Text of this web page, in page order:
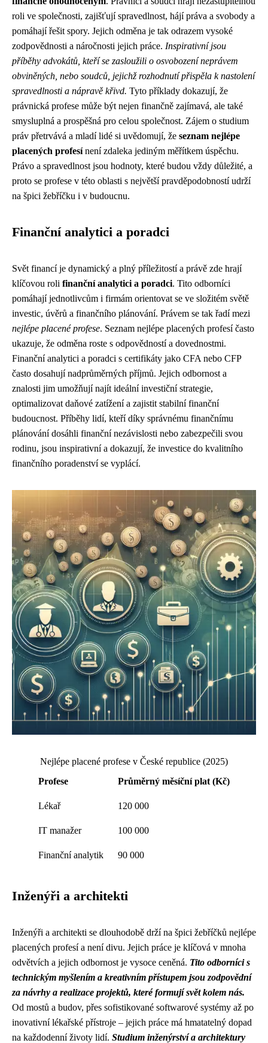
roli ve společnosti, zajišťují spravedlnost, hájí práva a svobody a
pomáhají řešit spory. Jejich odměna je tak odrazem vysoké
zodpovědnosti a náročnosti jejich práce. Inspirativní jsou
příběhy advokátů, kteří se zasloužili o osvobození neprávem
obviněných, nebo soudců, jejichž rozhodnutí přispěla k nastolení
spravedlnosti a nápravě křivd. Tyto příklady dokazují, že
právnická profese může být nejen finančně zajímavá, ale také
smysluplná a prospěšná pro celou společnost. Zájem o studium
práv přetrvává a mladí lidé si uvědomují, že seznam nejlépe
placených profesínení zdaleka jediným měřítkem úspěchu.
Právo a spravedlnost jsou hodnoty, které budou vždy důležité, a
proto se profese v této oblasti s největší pravděpodobností udrží
na špici žebříčku i v budoucnu.
Finanční analytici a poradci
Svět financí je dynamický a plný příležitostí a právě zde hrají
klíčovou roli finanční analytici a poradci. Tito odborníci
pomáhají jednotlivcům i firmám orientovat se ve složitém světě
investic, úvěrů a finančního plánování. Právem se tak řadí mezi
nejlépe placené profese. Seznam nejlépe placených profesí často
ukazuje, že odměna roste s odpovědností a dovednostmi.
Finanční analytici a poradci s certifikáty jako CFA nebo CFP
často dosahují nadprůměrných příjmů. Jejich odbornost a
znalosti jim umožňují najít ideální investiční strategie,
optimalizovat daňové zatížení a zajistit stabilní finanční
budoucnost. Příběhy lidí, kteří díky správnému finančnímu
plánování dosáhli finanční nezávislosti nebo zabezpečili svou
rodinu, jsou inspirativní a dokazují, že investice do kvalitního
finančního poradenství se vyplácí.
Nejlépe placené profese v České republice (2025)
Profese
Průměrný měsíční plat (Kč)
Lékař 120 000
IT manažer 100 000
Finanční analytik 90 000
Inženýři a architekti
Inženýři a architekti se dlouhodobě drží na špici žebříčků nejlépe
placených profesí a není divu. Jejich práce je klíčová v mnoha
odvětvích a jejich odbornost je vysoce ceněná. Tito odborníci s
technickým myšlením a kreativním přístupem jsou zodpovědní
za návrhy a realizace projektů, které formují svět kolem nás.
Od mostů a budov, přes sofistikované softwarové systémy až po
inovativní lékařské přístroje – jejich práce má hmatatelný dopad
na každodenní životy lidí. Studium inženýrství a architektury